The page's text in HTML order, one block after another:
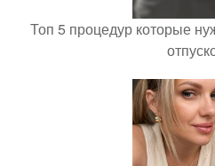
Топ 5 процедур которые